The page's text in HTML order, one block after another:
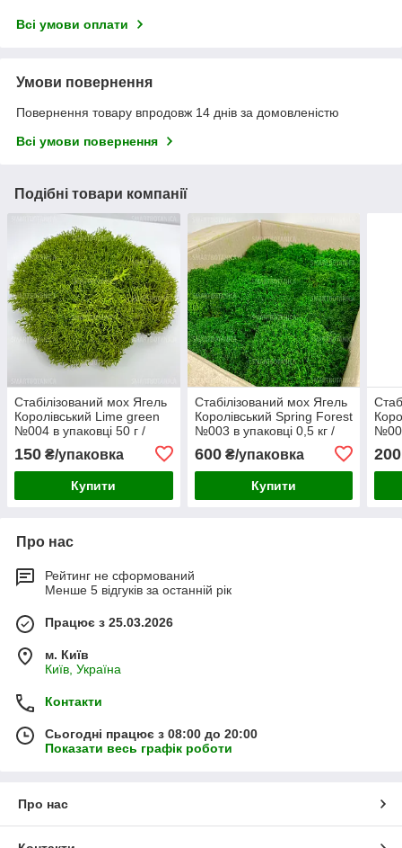
Всі умови оплати
Умови повернення
Повернення товару впродовж 14 днів за домовленістю
Всі умови повернення
Подібні товари компанії
Стабілізований мох Ягель
Королівський Lime green
№004 в упаковці 50 г /
150 ₴/упаковка
Купити
Стабілізований мох Ягель
Королівський Spring Forest
№003 в упаковці 0,5 кг /
600₴/упаковка
Купити
200
Про нас
Рейтинг не сформований
Менше 5 відгуків за останній рік
Працює з 25.03.2026
м. Київ
Київ, Україна
Контакти
Сьогодні працює з 08:00 до 20:00
Показати весь графік роботи
Про нас